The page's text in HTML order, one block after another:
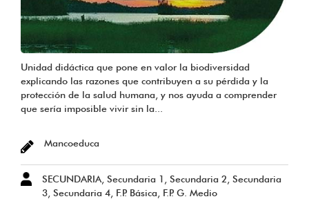
Unidad didáctica que pone en valor la biodiversidad
explicando las razones que contribuyen a su pérdida y la
protección de la salud humana, y nos ayuda a comprender
que sería imposible vivir sin la...
Mancoeduca
SECUNDARIA, Secundaria 1, Secundaria 2, Secundaria
3, Secundaria 4, F.P. Básica, F.P. G. Medio